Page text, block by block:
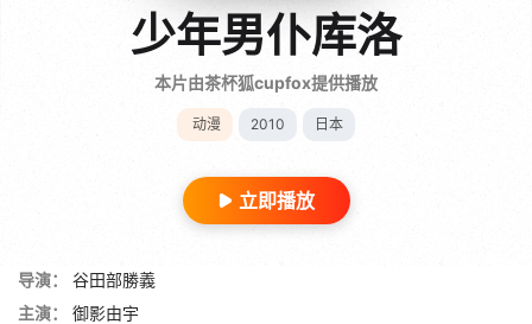
少年男仆库洛
本片由茶杯狐cupfox提供播放
动漫 2010 日本
立即播放
导演：
谷田部勝義
主演：
御影由宇